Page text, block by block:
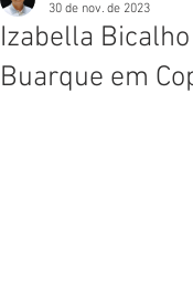
Izabella
Buarque em
30 de nov. de 2023